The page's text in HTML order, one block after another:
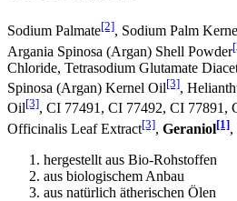
Sodium Palmate[2], Sodium Palm
Argania Spinosa (Argan) Shell Powder
Chloride, Tetrasodium Glutamate
Spinosa (Argan) Kernel Oil[3],
Oil[3], CI 77491, CI 77492, CI 77891,
Officinalis Leaf Extract[3], Geraniol[1],
hergestellt aus Bio-Rohstoffen
aus biologischem Anbau
aus natürlich ätherischen Ölen